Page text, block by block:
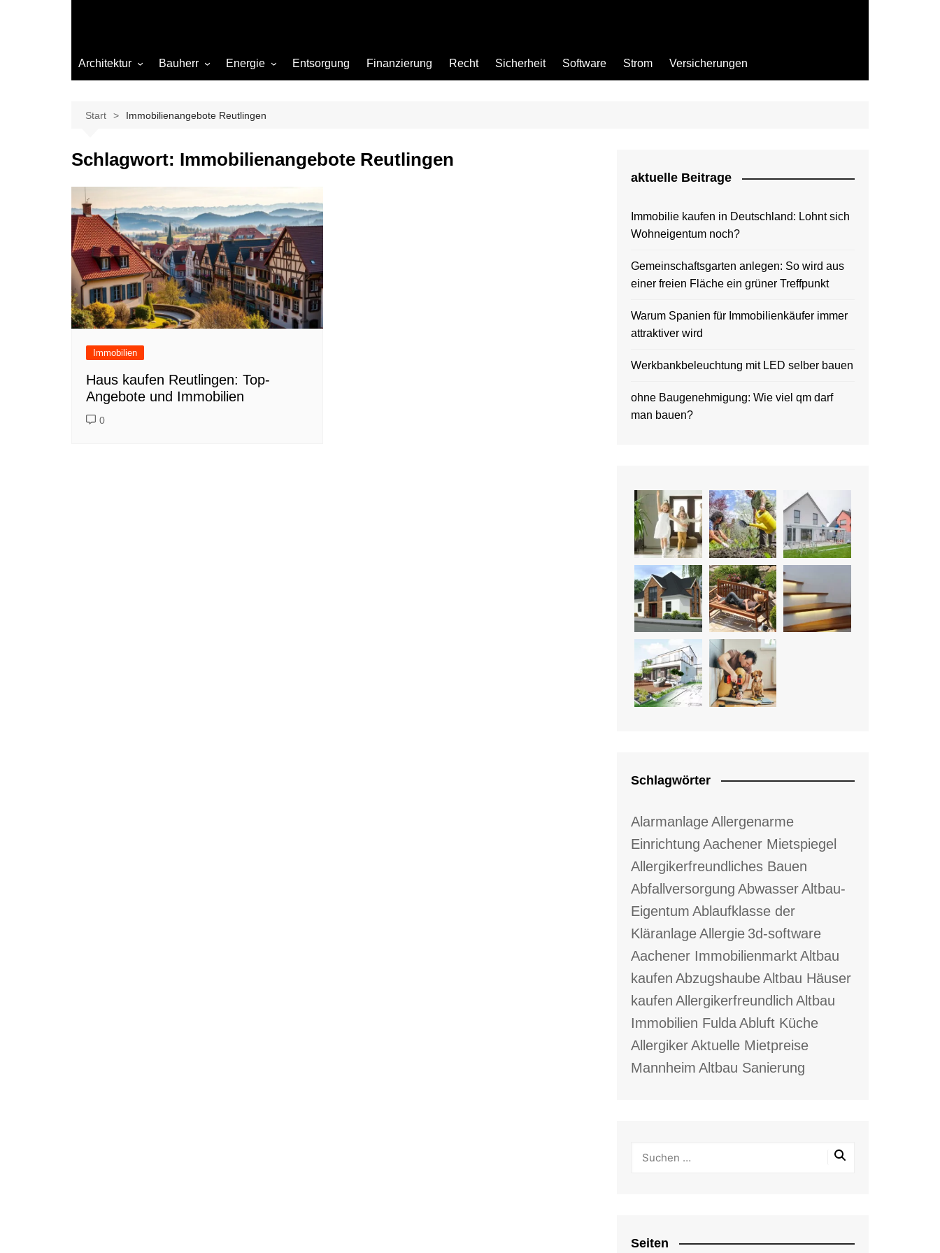
Architektur Bauherr
Beleuchtung
Büro
Küche
Materialien
Ökologisch bauen
Renovierung
Sanierung
Hygiene
Energie
Gas
Entsorgung Finanzierung Recht Sicherheit Software Strom Versicherungen
Start Immobilienangebote Reutlingen
Schlagwort: Immobilienangebote Reutlingen
Immobilien
Haus kaufen Reutlingen: Top-
Angebote und Immobilien
0
aktuelle Beitrage
Immobilie kaufen in Deutschland: Lohnt sich
Wohneigentum noch?
Gemeinschaftsgarten anlegen: So wird aus
einer freien Fläche ein grüner Treffpunkt
Warum Spanien für Immobilienkäufer immer
attraktiver wird
Werkbankbeleuchtung mit LED selber bauen
ohne Baugenehmigung: Wie viel qm darf
man bauen?
Schlagwörter
AlarmanlageAllergenarme
Einrichtung Aachener Mietspiegel
Allergikerfreundliches Bauen
Abfallversorgung AbwasserAltbau-
Eigentum Ablaufklasse der
KläranlageAllergie 3d-software
Aachener ImmobilienmarktAltbau
kaufen AbzugshaubeAltbau Häuser
kaufen Allergikerfreundlich Altbau
Immobilien FuldaAbluft Küche
AllergikerAktuelle Mietpreise
Mannheim Altbau Sanierung
Seiten